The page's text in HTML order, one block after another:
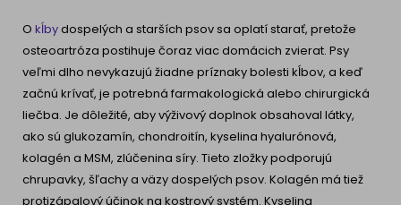
O kĺbydospelých a starších psov sa oplatí starať, pretože
osteoartróza postihuje čoraz viac domácich zvierat. Psy
veľmi dlho nevykazujú žiadne príznaky bolesti kĺbov, a keď
začnú krívať, je potrebná farmakologická alebo chirurgická
liečba. Je dôležité, aby výživový doplnok obsahoval látky,
ako sú glukozamín, chondroitín, kyselina hyalurónová,
kolagén a MSM, zlúčenina síry. Tieto zložky podporujú
chrupavky, šľachy a väzy dospelých psov. Kolagén má tiež
protizápalový účinok na kostrový systém. Kyselina